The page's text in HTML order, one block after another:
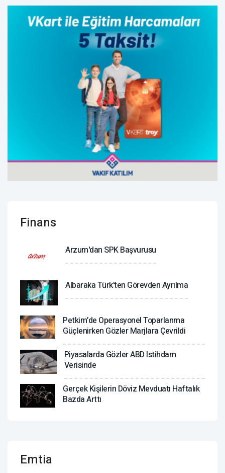
Finans
Arzum'dan SPK Başvurusu
Albaraka Türk'ten Görevden Ayrılma
Petkim’de Operasyonel Toparlanma
Güçlenirken Gözler Marjlara Çevrildi
Piyasalarda Gözler ABD Istihdam
Verisinde
Gerçek Kişilerin Döviz Mevduatı Haftalık
Bazda Arttı
Emtia